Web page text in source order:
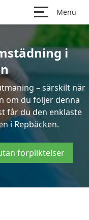
Menu
i
– särskilt när
om du följer denna
får du den enklaste
i Repbäcken.
förpliktelser